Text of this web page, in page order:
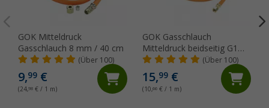
GOK Mitteldruck
Gasschlauch 8 mm / 40 cm
(Über 100)
9,99 €
(24,98 € / 1 m)
GOK Gasschlauch
Mitteldruck beidseitig G1
1/4 Überwurfmutter PS 10
bar 6,3 x 3,5 x 150 cm
(Über 100)
15,99€
(10,66€ / 1 m)